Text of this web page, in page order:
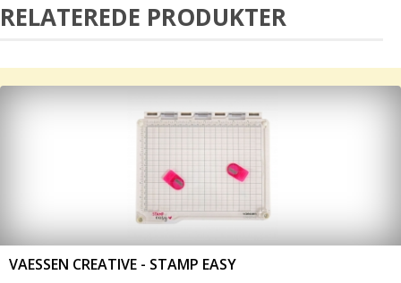
RELATEREDE PRODUKTER
VAESSEN CREATIVE - STAMP EASY